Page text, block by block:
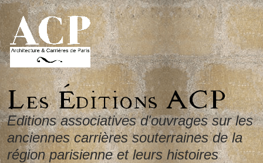
Les éditions ACP
Editions associatives d'ouvrages sur les
anciennes carrières souterraines de la
région parisienne et leurs histoires